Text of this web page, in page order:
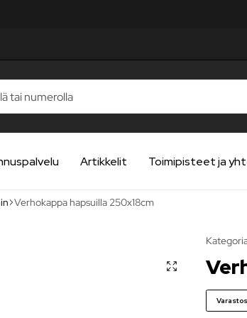
Artikkelit Toimipisteet ja
Verhokappa hapsuilla 250x18cm